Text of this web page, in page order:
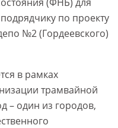
по проекту
№2 (Гордеевского)
в рамках
трамвайной
– один из городов,